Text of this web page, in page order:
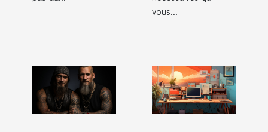
vous...